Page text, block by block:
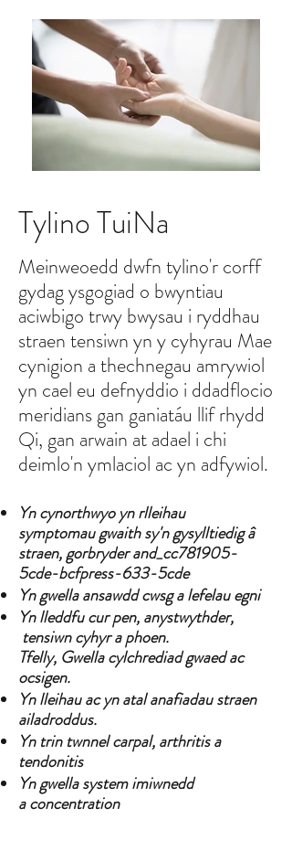
Tylino TuiNa
Meinweoedd dwfn tylino'r corff
gydag ysgogiad o bwyntiau
aciwbigo trwy bwysau i ryddhau
straen tensiwn yn y cyhyrau Mae
cynigion a thechnegau amrywiol
yn cael eu defnyddio i ddadflocio
meridians gan ganiatáu llif rhydd
Qi, gan arwain at adael i chi
deimlo'n ymlaciol ac yn adfywiol.
Yn cynorthwyo yn rlleihau
symptomau gwaith sy'n gysylltiedig â
straen, gorbryder and_cc781905-
5cde-bcfpress-633-5cde
Yn gwella ansawdd cwsg a lefelau egni
Yn lleddfu cur pen, anystwythder,
tensiwn cyhyr a phoen.
Tfelly, Gwella cylchrediad gwaed ac
ocsigen.
Yn lleihau ac yn atal anafiadau straen
ailadroddus.
Yn trin twnnel carpal, arthritis a
tendonitis
Yn gwella system imiwnedd
a concentration